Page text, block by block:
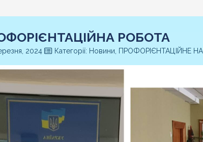
РОБОТА
2024 Категорії: Новини, ПРОФОРІЄНТАЦІЙНЕ